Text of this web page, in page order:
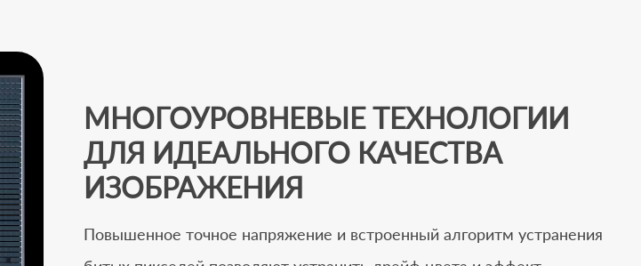
МНОГОУРОВНЕВЫЕ ТЕХНОЛОГИИ
ДЛЯ ИДЕАЛЬНОГО КАЧЕСТВА
ИЗОБРАЖЕНИЯ
Повышенное точное напряжение и встроенный алгоритм устранения